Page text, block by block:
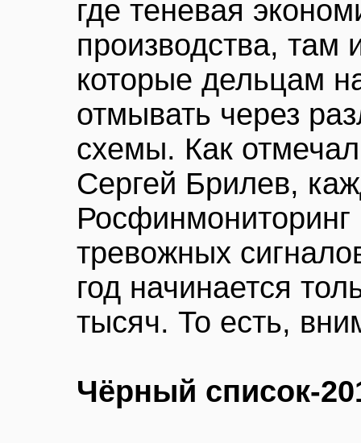
где теневая
производства, там
которые дельцам
отмывать через
схемы. Как
Сергей Брилев,
Росфинмониторинг
тревожных
год начинается
тысяч. То есть,
Чёрный список-